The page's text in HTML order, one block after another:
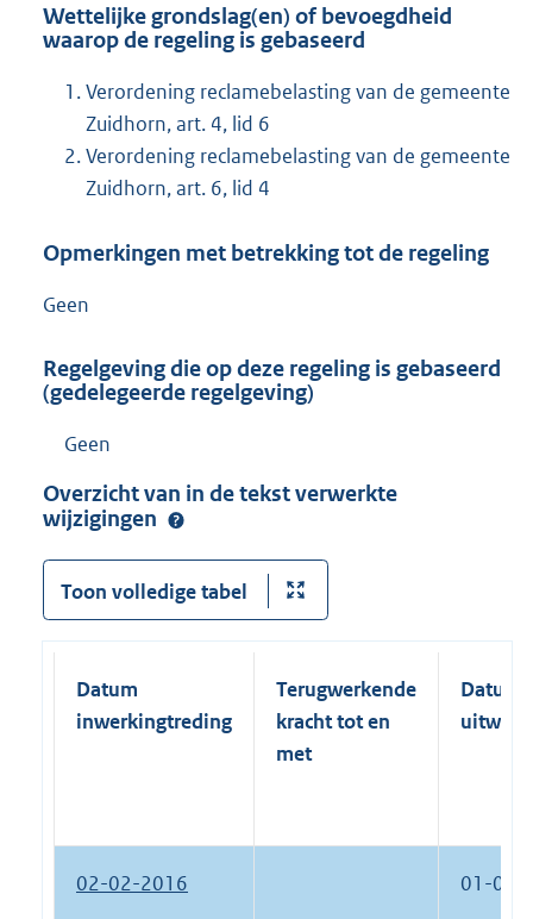
Wettelijke grondslag(en) of bevoegdheid
waarop de regeling is gebaseerd
Verordening reclamebelasting van de gemeente
Zuidhorn, art. 4, lid 6
Verordening reclamebelasting van de gemeente
Zuidhorn, art. 6, lid 4
Opmerkingen met betrekking tot de regeling
Geen
Regelgeving die op deze regeling is gebaseerd
(gedelegeerde regelgeving)
Geen
Overzicht van in de tekst verwerkte
wijzigingen
Toon volledige tabel
Datum
inwerkingtreding
Terugwerkende
kracht tot en
met
Datum
02-02-2016 01-01-